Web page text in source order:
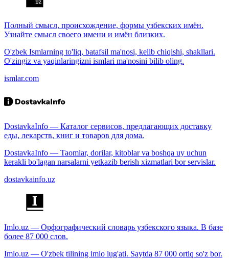
Полный смысл, происхождение, формы узбекских имён.
Узнайте смысл своего имени и имён близких.
O'zbek Ismlarning to'liq, batafsil ma'nosi, kelib chiqishi, shakllari.
O'zingiz va yaqinlaringizni ismlari ma'nosini bilib oling.
ismlar.com
DostavkaInfo — Каталог сервисов, предлагающих доставку
еды, лекарств, книг и товаров для дома.
DostavkaInfo — Taomlar, dorilar, kitoblar va boshqa uy uchun
kerakli bo'lagan narsalarni yetkazib berish xizmatlari bor servislar.
dostavkainfo.uz
Imlo.uz — Орфографический словарь узбекского языка. В базе
более 87 000 слов.
Imlo.uz — O'zbek tilining imlo lug'ati. Saytda 87 000 ortiq so'z bor.